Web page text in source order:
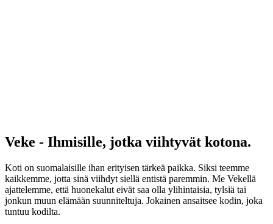
Veke - Ihmisille, jotka viihtyvät kotona.
Koti on suomalaisille ihan erityisen tärkeä paikka. Siksi teemme
kaikkemme, jotta sinä viihdyt siellä entistä paremmin. Me Vekellä
ajattelemme, että huonekalut eivät saa olla ylihintaisia, tylsiä tai
jonkun muun elämään suunniteltuja. Jokainen ansaitsee kodin, joka
tuntuu kodilta.